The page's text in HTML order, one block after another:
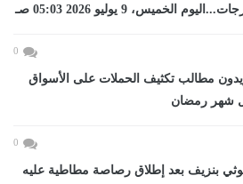
الخميس، 9 يوليو 2026 05:03 صـ
0
يؤيدون مطالب تكثيف الحملات على الأسواق
شهر رمضان
0
بنزيف بعد إطلاق رصاصة مطاطية عليه